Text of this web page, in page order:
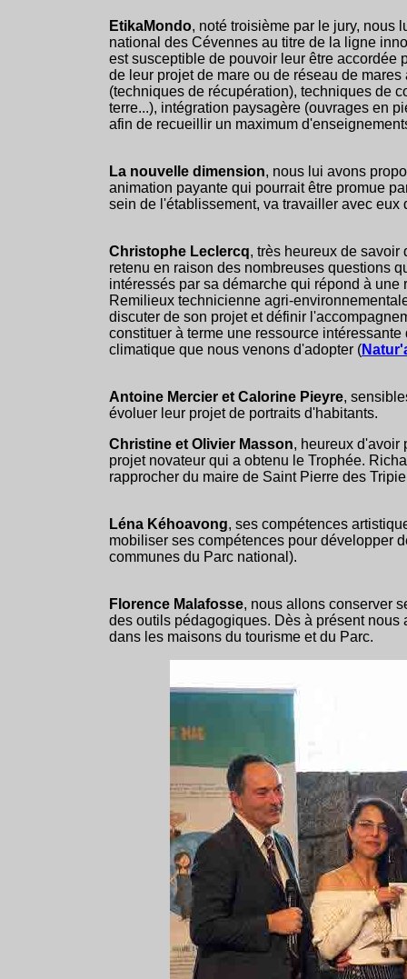
EtikaMondo, noté troisième par le jury, nous
national des Cévennes au titre de la ligne
est susceptible de pouvoir leur être accordée
de leur projet de mare ou de réseau de
(techniques de récupération), techniques de
terre...), intégration paysagère (ouvrages en
afin de recueillir un maximum
La nouvelle dimension, nous lui avons
animation payante qui pourrait être promue
sein de l'établissement, va travailler avec eux
Christophe Leclercq, très heureux de
retenu en raison des nombreuses questions
intéressés par sa démarche qui répond à
Remilieux technicienne agri-
discuter de son projet et définir
constituer à terme une ressource
climatique que nous venons d'adopter (
Antoine Mercier et Calorine Pieyre,
évoluer leur projet de portraits d'habitants.
Christine et Olivier Masson, heureux d'avoir
projet novateur qui a obtenu le Trophée.
rapprocher du maire de Saint Pierre des
Léna Kéhoavong, ses compétences
mobiliser ses compétences pour développer
communes du Parc national).
Florence Malafosse, nous allons conserver
des outils pédagogiques. Dès à présent
dans les maisons du tourisme et du Parc.